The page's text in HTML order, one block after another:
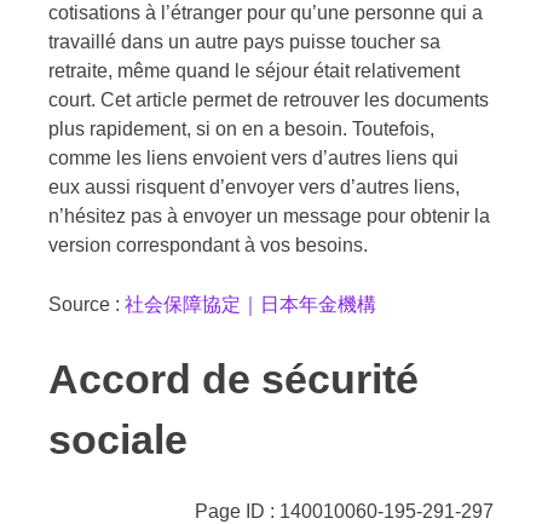
cotisations à l’étranger pour qu’une personne qui a
travaillé dans un autre pays puisse toucher sa
retraite, même quand le séjour était relativement
court. Cet article permet de retrouver les documents
plus rapidement, si on en a besoin. Toutefois,
comme les liens envoient vers d’autres liens qui
eux aussi risquent d’envoyer vers d’autres liens,
n’hésitez pas à envoyer un message pour obtenir la
version correspondant à vos besoins.
Source : 社会保障協定｜日本年金機構
Accord de sécurité
sociale
Page ID : 140010060-195-291-297